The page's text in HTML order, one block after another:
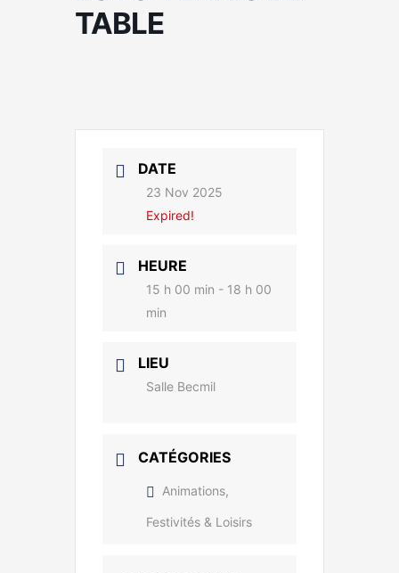
TABLE
DATE
23 Nov 2025
Expired!
HEURE
15 h 00 min - 18 h 00
min
LIEU
Salle Becmil
CATÉGORIES
Animations,
Festivités & Loisirs